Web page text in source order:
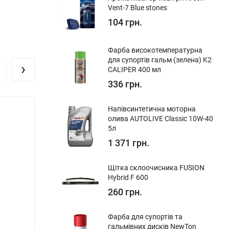
›
Vent-7 Blue stones
104 грн.
Фарба високотемпературна
для супортів гальм (зелена) K2
CALIPER 400 мл
336 грн.
Напівсинтетична моторна
олива AUTOLIVE Classic 10W-40
5л
1 371 грн.
Щітка склоочисника FUSION
Hybrid F 600
260 грн.
Фарба для супортів та
гальмівних дисків NewTon